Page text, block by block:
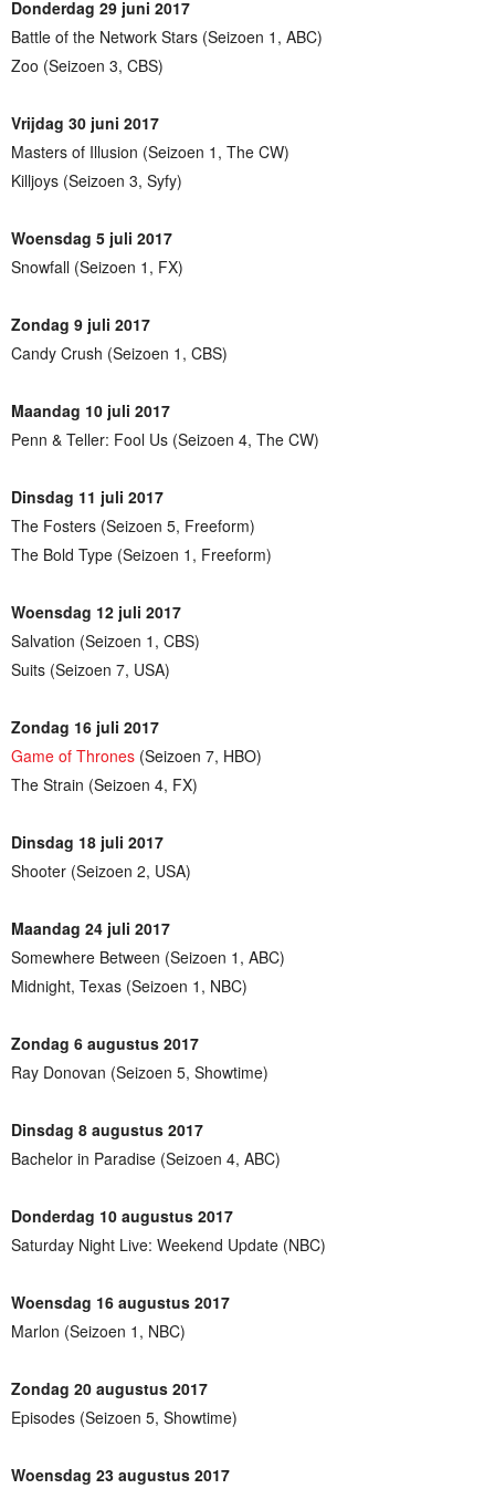
Donderdag 29 juni 2017
Battle of the Network Stars (Seizoen 1, ABC)
Zoo (Seizoen 3, CBS)
Vrijdag 30 juni 2017
Masters of Illusion (Seizoen 1, The CW)
Killjoys (Seizoen 3, Syfy)
Woensdag 5 juli 2017
Snowfall (Seizoen 1, FX)
Zondag 9 juli 2017
Candy Crush (Seizoen 1, CBS)
Maandag 10 juli 2017
Penn & Teller: Fool Us (Seizoen 4, The CW)
Dinsdag 11 juli 2017
The Fosters (Seizoen 5, Freeform)
The Bold Type (Seizoen 1, Freeform)
Woensdag 12 juli 2017
Salvation (Seizoen 1, CBS)
Suits (Seizoen 7, USA)
Zondag 16 juli 2017
Game of Thrones (Seizoen 7, HBO)
The Strain (Seizoen 4, FX)
Dinsdag 18 juli 2017
Shooter (Seizoen 2, USA)
Maandag 24 juli 2017
Somewhere Between (Seizoen 1, ABC)
Midnight, Texas (Seizoen 1, NBC)
Zondag 6 augustus 2017
Ray Donovan (Seizoen 5, Showtime)
Dinsdag 8 augustus 2017
Bachelor in Paradise (Seizoen 4, ABC)
Donderdag 10 augustus 2017
Saturday Night Live: Weekend Update (NBC)
Woensdag 16 augustus 2017
Marlon (Seizoen 1, NBC)
Zondag 20 augustus 2017
Episodes (Seizoen 5, Showtime)
Woensdag 23 augustus 2017